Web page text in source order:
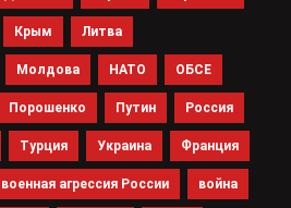
Крым Литва
Молдова НАТО ОБСЕ
Порошенко Путин Россия
Турция Украина Франция
военная агрессия России война